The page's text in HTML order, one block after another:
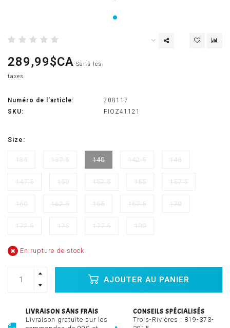
289,99$CA Sans les
taxes
Numéro de l'article:
208117
SKU:
FIOZ41121
Size:
135 137.5 140 142.5 145
147.5 150 152.5 155 157.5
160 162.5 165 167.5 170
172.5 175 177.5 180
En rupture de stock
AJOUTER AU PANIER
LIVRAISON SANS FRAIS
Livraison gratuite sur les
CONSEILS SPÉCIALISÉS
Trois-Rivières : 819-373-